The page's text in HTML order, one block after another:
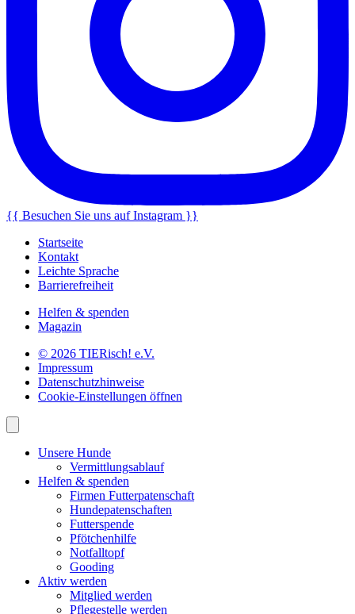
{{ Besuchen Sie uns auf Instagram }}
Startseite
Kontakt
Leichte Sprache
Barrierefreiheit
Helfen & spenden
Magazin
© 2026 TIERisch! e.V.
Impressum
Datenschutzhinweise
Cookie-Einstellungen öffnen
Unsere Hunde
Vermittlungsablauf
Helfen & spenden
Firmen Futterpatenschaft
Hundepatenschaften
Futterspende
Pfötchenhilfe
Notfalltopf
Gooding
Aktiv werden
Mitglied werden
Pflegestelle werden